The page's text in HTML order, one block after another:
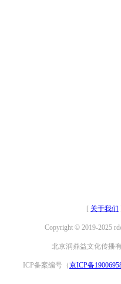
[ 关于我们
Copyright © 2019-2025
北京润鼎益文化传播
ICP备案编号（京ICP备